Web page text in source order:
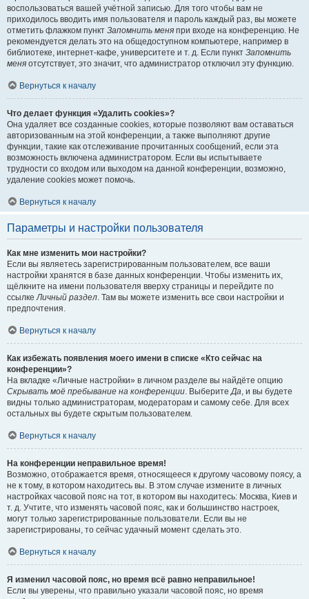
воспользоваться вашей учётной записью. Для того чтобы вам не
приходилось вводить имя пользователя и пароль каждый раз, вы можете
отметить флажком пункт Запомнить меня при входе на конференцию. Не
рекомендуется делать это на общедоступном компьютере, например в
библиотеке, интернет-кафе, университете и т. д. Если пункт Запомнить
меня отсутствует, это значит, что администратор отключил эту функцию.
Вернуться к началу
Что делает функция «Удалить cookies»?
Она удаляет все созданные cookies, которые позволяют вам оставаться
авторизованным на этой конференции, а также выполняют другие
функции, такие как отслеживание прочитанных сообщений, если эта
возможность включена администратором. Если вы испытываете
трудности со входом или выходом на данной конференции, возможно,
удаление cookies может помочь.
Вернуться к началу
Параметры и настройки пользователя
Как мне изменить мои настройки?
Если вы являетесь зарегистрированным пользователем, все ваши
настройки хранятся в базе данных конференции. Чтобы изменить их,
щёлкните на имени пользователя вверху страницы и перейдите по
ссылкеЛичный раздел. Там вы можете изменить все свои настройки и
предпочтения.
Вернуться к началу
Как избежать появления моего имени в списке «Кто сейчас на
конференции»?
На вкладке «Личные настройки» в личном разделе вы найдёте опцию
Скрывать моё пребывание на конференции. ВыберитеДа, и вы будете
видны только администраторам, модераторам и самому себе. Для всех
остальных вы будете скрытым пользователем.
Вернуться к началу
На конференции неправильное время!
Возможно, отображается время, относящееся к другому часовому поясу, а
не к тому, в котором находитесь вы. В этом случае измените в личных
настройках часовой пояс на тот, в котором вы находитесь: Москва, Киев и
т. д. Учтите, что изменять часовой пояс, как и большинство настроек,
могут только зарегистрированные пользователи. Если вы не
зарегистрированы, то сейчас удачный момент сделать это.
Вернуться к началу
Я изменил часовой пояс, но время всё равно неправильное!
Если вы уверены, что правильно указали часовой пояс, но время